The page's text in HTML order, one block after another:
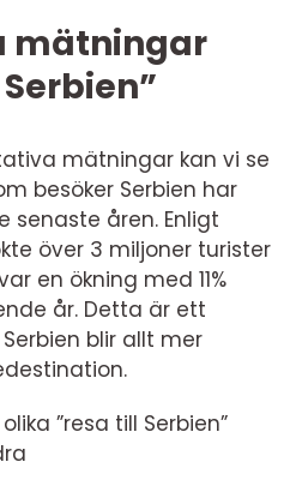
mätningar
mätningar kan vi se
besöker Serbien har
senaste åren. Enligt
över 3 miljoner turister
en ökning med 11%
år. Detta är ett
blir allt mer
”resa till Serbien”